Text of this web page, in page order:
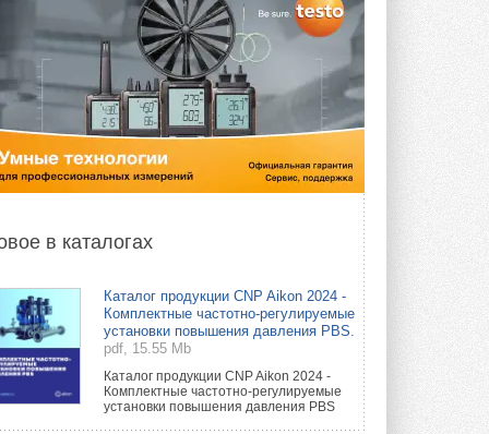
в каталогах
Каталог продукции CNP Aikon 2024 -
Комплектные частотно-регулируемые
установки повышения давления PBS.
pdf, 15.55 Mb
Каталог продукции CNP Aikon 2024 -
Комплектные частотно-регулируемые
установки повышения давления PBS